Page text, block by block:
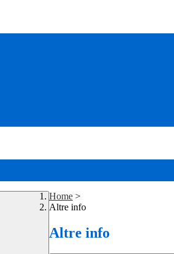
Home >
Altre info
Altre info